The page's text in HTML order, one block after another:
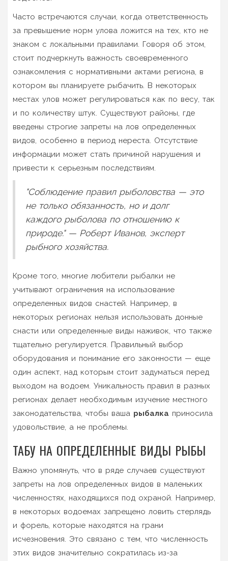
Часто встречаются случаи, когда ответственность
за превышение норм улова ложится на тех, кто не
знаком с локальными правилами. Говоря об этом,
стоит подчеркнуть важность своевременного
ознакомления с нормативными актами региона, в
котором вы планируете рыбачить. В некоторых
местах улов может регулироваться как по весу, так
и по количеству штук. Существуют районы, где
введены строгие запреты на лов определенных
видов, особенно в период нереста. Отсутствие
информации может стать причиной нарушения и
привести к серьезным последствиям.
"Соблюдение правил рыболовства — это
не только обязанность, но и долг
каждого рыболова по отношению к
природе." — Роберт Иванов, эксперт
рыбного хозяйства.
Кроме того, многие любители рыбалки не
учитывают ограничения на использование
определенных видов снастей. Например, в
некоторых регионах нельзя использовать донные
снасти или определенные виды наживок, что также
тщательно регулируется. Правильный выбор
оборудования и понимание его законности — еще
один аспект, над которым стоит задуматься перед
выходом на водоем. Уникальность правил в разных
регионах делает необходимым изучение местного
законодательства, чтобы ваша рыбалка приносила
удовольствие, а не проблемы.
ТАБУ НА ОПРЕДЕЛЕННЫЕ ВИДЫ РЫБЫ
Важно упомянуть, что в ряде случаев существуют
запреты на лов определенных видов в маленьких
численностях, находящихся под охраной. Например,
в некоторых водоемах запрещено ловить стерлядь
и форель, которые находятся на грани
исчезновения. Это связано с тем, что численность
этих видов значительно сократилась из-за